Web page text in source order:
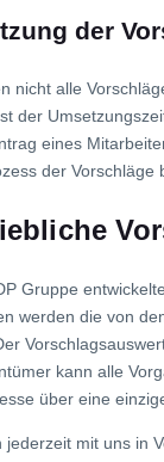
der
nicht alle
der
eines
der
Gruppe
werden die von
kann alle
über eine
jederzeit mit uns in